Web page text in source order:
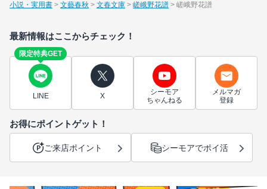
小説・実用書
文藝春秋 文春文庫 嵯峨野花譜 嵯峨野花譜
最新情報はここからチェック！
限定特典GET
LINE X
シーモア
ちゃんねる
メルマガ
登録
お得にポイントゲット！
ご来店ポイント シーモアでポイ活